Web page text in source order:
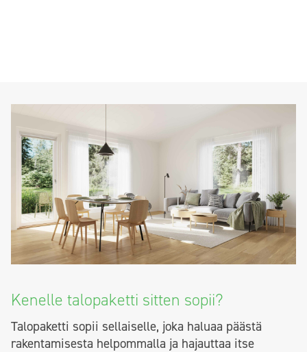
Kenelle talopaketti sitten sopii?
Talopaketti sopii sellaiselle, joka haluaa päästä
rakentamisesta helpommalla ja hajauttaa itse